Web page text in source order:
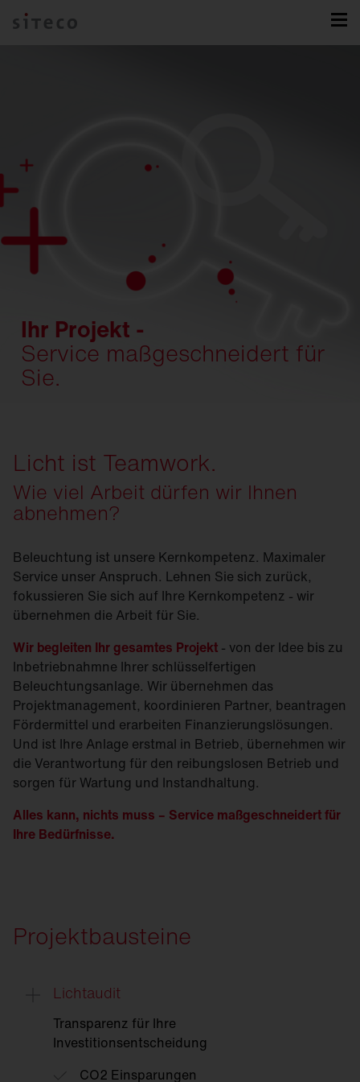
Ihr Projekt -
Service maßgeschneidert für
Sie.
Licht ist Teamwork.
Wie viel Arbeit dürfen wir Ihnen
abnehmen?
Beleuchtung ist unsere Kernkompetenz. Maximaler
Service unser Anspruch. Lehnen Sie sich zurück,
fokussieren Sie sich auf Ihre Kernkompetenz - wir
übernehmen die Arbeit für Sie.
Wir begleiten Ihr gesamtes Projekt - von der Idee bis zu
Inbetriebnahmne Ihrer schlüsselfertigen
Beleuchtungsanlage. Wir übernehmen das
Projektmanagement, koordinieren Partner, beantragen
Fördermittel und erarbeiten Finanzierungslösungen.
Und ist Ihre Anlage erstmal in Betrieb, übernehmen wir
die Verantwortung für den reibungslosen Betrieb und
sorgen für Wartung und Instandhaltung.
Alles kann, nichts muss – Service maßgeschneidert für
Ihre Bedürfnisse.
Projektbausteine
Lichtaudit
Transparenz für Ihre
Investitionsentscheidung
CO2 Einsparungen